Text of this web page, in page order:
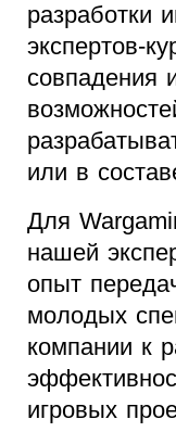
разработки
экспертов-
совпадения
или в
Для
нашей
опыт
молодых
компании к
игровых